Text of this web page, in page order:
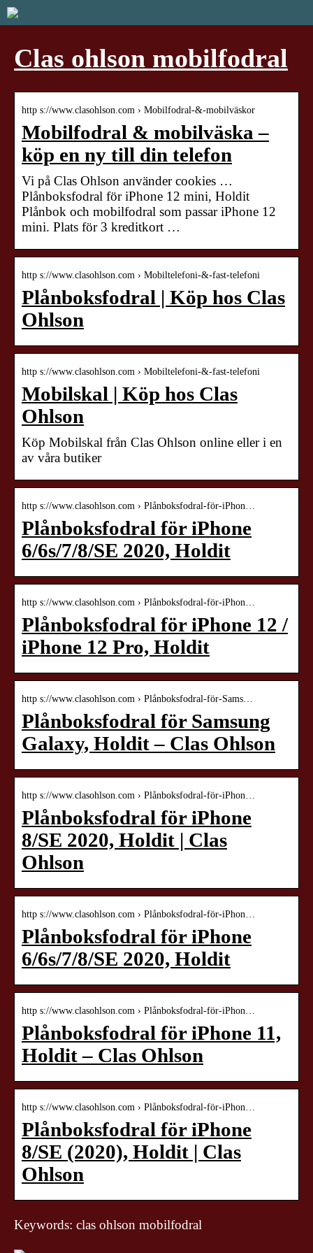
Clas ohlson mobilfodral
http s://www.clasohlson.com › Mobilfodral-&-mobilväskor
Mobilfodral & mobilväska –
köp en ny till din telefon
Vi på Clas Ohlson använder cookies …
Plånboksfodral för iPhone 12 mini, Holdit
Plånbok och mobilfodral som passar iPhone 12
mini. Plats för 3 kreditkort …
http s://www.clasohlson.com › Mobiltelefoni-&-fast-telefoni
Plånboksfodral | Köp hos Clas
Ohlson
http s://www.clasohlson.com › Mobiltelefoni-&-fast-telefoni
Mobilskal | Köp hos Clas
Ohlson
Köp Mobilskal från Clas Ohlson online eller i en
av våra butiker
http s://www.clasohlson.com › Plånboksfodral-för-iPhon…
Plånboksfodral för iPhone
6/6s/7/8/SE 2020, Holdit
http s://www.clasohlson.com › Plånboksfodral-för-iPhon…
Plånboksfodral för iPhone 12 /
iPhone 12 Pro, Holdit
http s://www.clasohlson.com › Plånboksfodral-för-Sams…
Plånboksfodral för Samsung
Galaxy, Holdit – Clas Ohlson
http s://www.clasohlson.com › Plånboksfodral-för-iPhon…
Plånboksfodral för iPhone
8/SE 2020, Holdit | Clas
Ohlson
http s://www.clasohlson.com › Plånboksfodral-för-iPhon…
Plånboksfodral för iPhone
6/6s/7/8/SE 2020, Holdit
http s://www.clasohlson.com › Plånboksfodral-för-iPhon…
Plånboksfodral för iPhone 11,
Holdit – Clas Ohlson
http s://www.clasohlson.com › Plånboksfodral-för-iPhon…
Plånboksfodral för iPhone
8/SE (2020), Holdit | Clas
Ohlson
Keywords: clas ohlson mobilfodral